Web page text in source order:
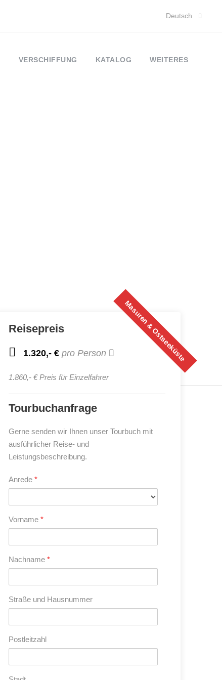
Deutsch
VERSCHIFFUNG KATALOG WEITERES
Masuren & Ostseeküste
Reisepreis
1.320,- € pro Person
1.860,- € Preis für Einzelfahrer
Tourbuchanfrage
Gerne senden wir Ihnen unser Tourbuch mit
ausführlicher Reise- und
Leistungsbeschreibung.
Anrede *
Vorname *
Nachname *
Straße und Hausnummer
Postleitzahl